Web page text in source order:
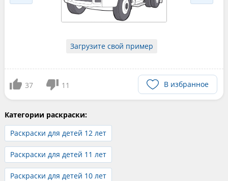
Загрузите свой пример
37 11 В избранное
Категории раскраски:
Раскраски для детей 12 лет
Раскраски для детей 11 лет
Раскраски для детей 10 лет